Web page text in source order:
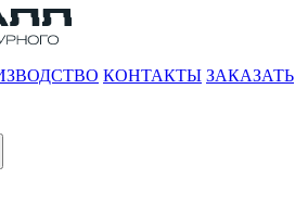
КОНТАКТЫ ЗАКАЗАТЬ